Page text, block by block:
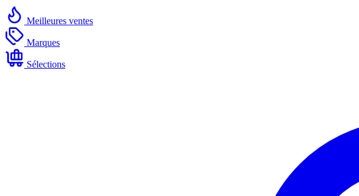
Meilleures ventes
Marques
Sélections